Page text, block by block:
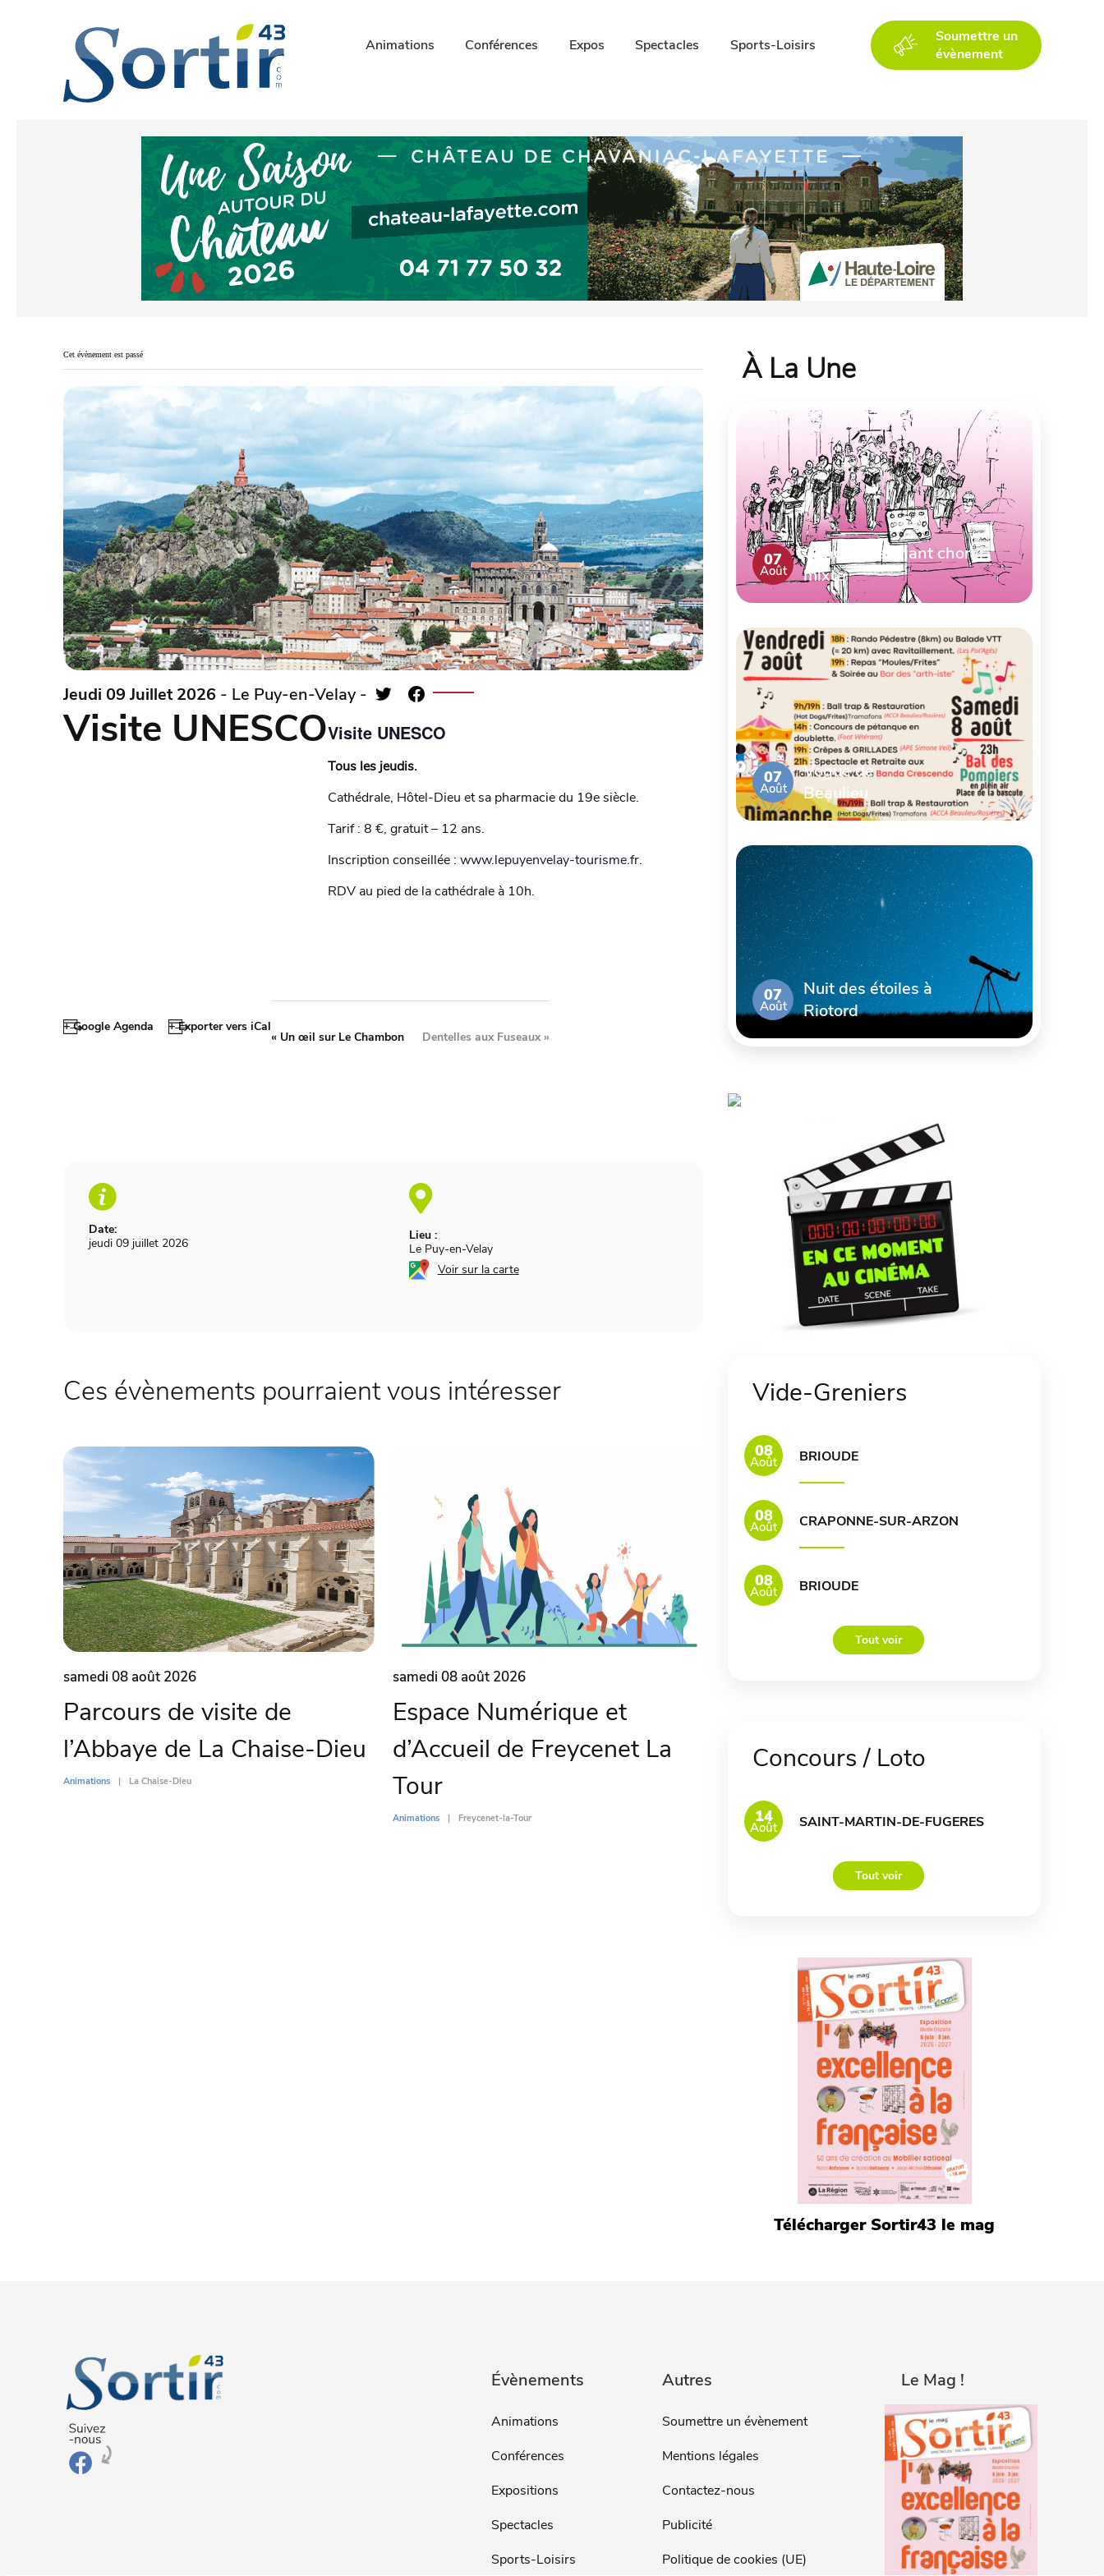
Animations Conférences Expos Spectacles Sports-Loisirs
Soumettre un
évènement
Cet évènement est passé
Jeudi 09 Juillet 2026 - Le Puy-en-Velay -
Visite UNESCOVisite UNESCO
Tous les jeudis.
Cathédrale, Hôtel-Dieu et sa pharmacie du 19e siècle.
Tarif : 8 €, gratuit – 12 ans.
Inscription conseillée : www.lepuyenvelay-tourisme.fr.
RDV au pied de la cathédrale à 10h.
+ Google Agenda + Exporter vers iCal
Date:
jeudi 09 juillet 2026
Lieu :
Le Puy-en-Velay
Voir sur la carte
«Un œil sur Le Chambon Dentelles aux Fuseaux»
Ces évènements pourraient vous intéresser
samedi 08 août 2026
Parcours de visite de
l’Abbaye de La Chaise-Dieu
Animations La Chaise-Dieu
samedi 08 août 2026
Espace Numérique et
d’Accueil de Freycenet La
Tour
Animations Freycenet-la-Tour
À La Une
07
Août
Concert de chant choral
mixte
07
Août
Vogue de
Beaulieu
07
Août
Nuit des étoiles à
Riotord
Vide-Greniers
08
Août BRIOUDE
08
Août CRAPONNE-SUR-ARZON
08
Août BRIOUDE
Tout voir
Concours / Loto
14
Août SAINT-MARTIN-DE-FUGERES
Tout voir
Télécharger Sortir43 le mag
Évènements
Animations
Conférences
Expositions
Spectacles
Sports-Loisirs
Autres
Soumettre un évènement
Mentions légales
Contactez-nous
Publicité
Politique de cookies (UE)
Le Mag !